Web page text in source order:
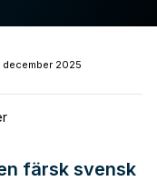
december 2025
färsk svensk